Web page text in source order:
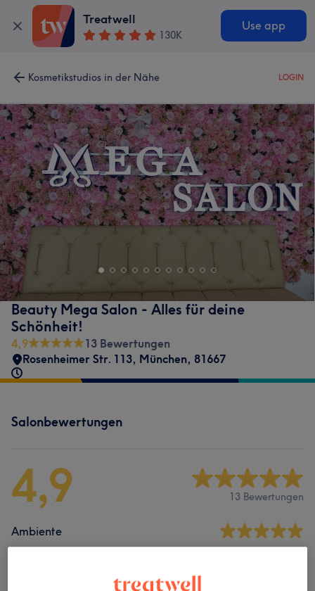
Treatwell
130K
Use app
Kosmetikstudios in der Nähe LOGIN
Beauty Mega Salon - Alles für deine
Schönheit!
4,9
13 Bewertungen
Rosenheimer Str. 113, München, 81667
Salonbewertungen
4,9 13 Bewertungen
Ambiente